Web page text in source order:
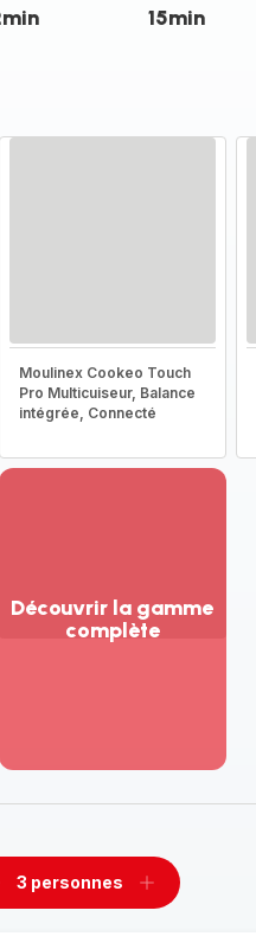
15min
Moulinex Cookeo Touch
Pro Multicuiseur, Balance
intégrée, Connecté
Découvrir la gamme
complète
gamme
3 personnes
Ajouter